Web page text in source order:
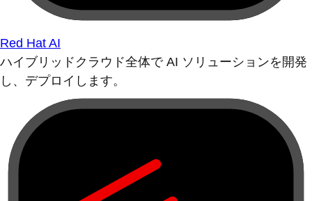
Red Hat AI
ハイブリッドクラウド全体で AI ソリューションを開発
し、デプロイします。